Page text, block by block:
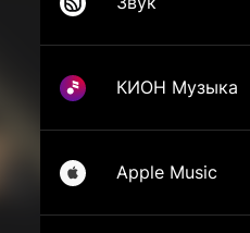
КИОН Музыка
Apple Music